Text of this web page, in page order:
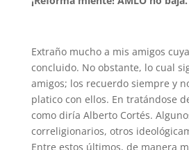
Extraño mucho a mis amigos
concluido. No obstante, lo cual
amigos; los recuerdo siempre y
platico con ellos. En tratándose
como diría Alberto Cortés.
correligionarios, otros
Entre estos últimos, de manera